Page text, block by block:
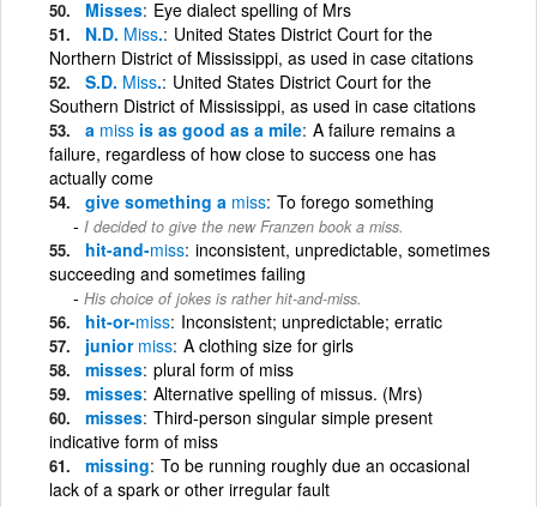
Misses Eye dialect spelling of Mrs
N.D. Miss. United States District Court for the
Northern District of Mississippi, as used in case citations
S.D. Miss. United States District Court for the
Southern District of Mississippi, as used in case citations
a miss is as good as a mile A failure remains a
failure, regardless of how close to success one has
actually come
give something a miss To forego something
I decided to give the new Franzen book a miss.
hit-and-miss inconsistent, unpredictable, sometimes
succeeding and sometimes failing
His choice of jokes is rather hit-and-miss.
hit-or-miss Inconsistent; unpredictable; erratic
junior miss A clothing size for girls
misses plural form of miss
misses Alternative spelling of missus. (Mrs)
misses Third-person singular simple present
indicative form of miss
missing To be running roughly due an occasional
lack of a spark or other irregular fault